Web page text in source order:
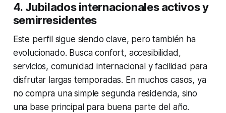
4. Jubilados internacionales activos y
semirresidentes
Este perfil sigue siendo clave, pero también ha
evolucionado. Busca confort, accesibilidad,
servicios, comunidad internacional y facilidad para
disfrutar largas temporadas. En muchos casos, ya
no compra una simple segunda residencia, sino
una base principal para buena parte del año.